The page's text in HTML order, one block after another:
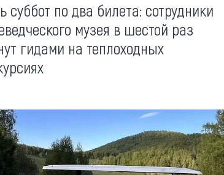
суббот по два билета: сотрудники
музея в шестой раз
гидами на теплоходных